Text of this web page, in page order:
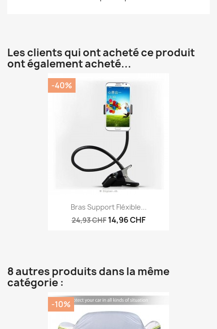
Les clients qui ont acheté ce produit
ont également acheté...
Bras Support Fléxible...
24,93 CHF 14,96 CHF
-40%
8 autres produits dans la même
catégorie :
-10%